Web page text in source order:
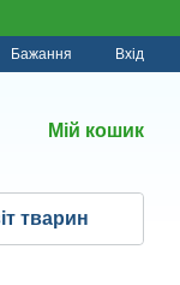
Бажання Вхід
Мій кошик
тварин